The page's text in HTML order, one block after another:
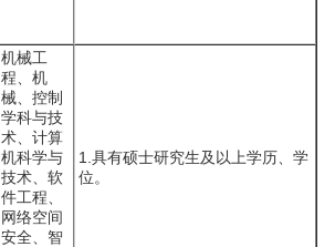
机械工
程、机
械、控制
学科与技
术、计算
机科学与
技术、软
件工程、
网络空间
安全、智
1.具有硕士研究生及以上学历、学
位。